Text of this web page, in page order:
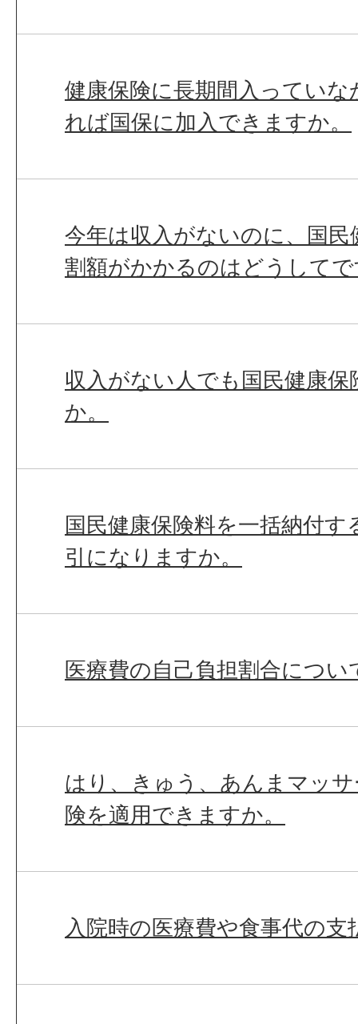
健康保険に長期間入ってい
れば国保に加入できますか。
今年は収入がないのに、国民
割額がかかるのはどうして
収入がない人でも国民健康
か。
国民健康保険料を一括納付す
引になりますか。
医療費の自己負担割合につ
はり、きゅう、あんまマッ
険を適用できますか。
入院時の医療費や食事代の